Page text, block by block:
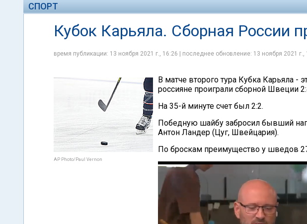
СПОРТ
Кубок Карьяла. Сборная России
время публикации: 13 ноября 2021 г., 16:26 | последнее обновление: 13 ноября 2021 г.,
AP Photo/Paul Vernon
В матче второго тура Кубка Карьяла -
россияне проиграли сборной Швеции
На 35-й минуте счет был 2:2.
Победную шайбу забросил бывший
Антон Ландер (Цуг, Швейцария).
По броскам преимущество у шведов